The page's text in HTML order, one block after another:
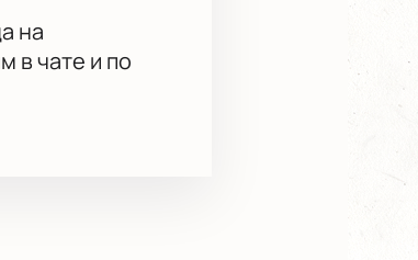
на
в чате и по